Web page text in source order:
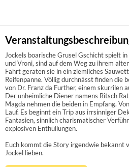
Jockels boarische Grusel Gschicht spielt
und Vroni, sind auf dem Weg zu ihrem
Fahrt geraten sie in ein ziemliches
Reifenpanne. Völlig durchnässt finden die
von Dr. Franz da Further, einem skurrilen
Der unheimliche Diener namens Ritsch
Magda nehmen die beiden in Empfang.
Lauf. Es beginnt ein Trip aus irrsinniger
Fantasien, sinnlich charismatischer
explosiven Enthüllungen.
Euch kommt die Story irgendwie bekannt
Jockel lieben.